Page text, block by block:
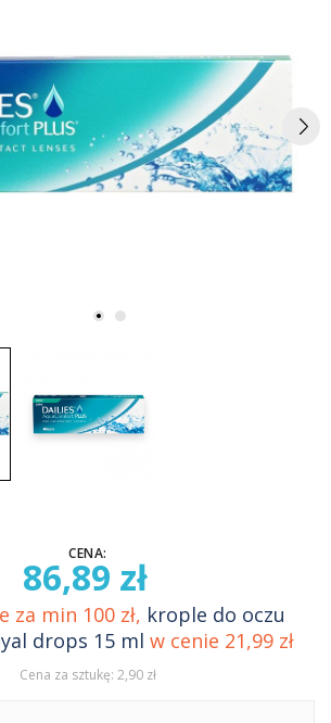
CENA:
86,89 zł
za min 100 zł, krople do oczu
drops 15 ml w cenie 21,99 zł
Cena za sztukę: 2,90 zł